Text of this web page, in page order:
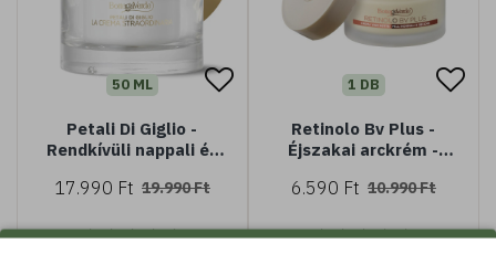
50 ML
Petali Di Giglio -
Rendkívüli nappali és
(50 ml) - minden
17.990 Ft 19.990 Ft
1 DB
Retinolo Bv Plus -
Éjszakai arckrém -
rugalmasító -
6.590 Ft 10.990 Ft